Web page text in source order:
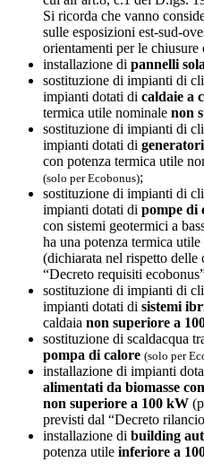
Si ricorda che vanno
sulle esposizioni est-sud-
orientamenti per le chiusure
installazione di pannelli
sostituzione di impianti di
impianti dotati di caldaie a
termica utile nominale non
sostituzione di impianti di
impianti dotati di
con potenza termica utile
(solo per Ecobonus);
sostituzione di impianti di
impianti dotati di pompe di
con sistemi geotermici a
ha una potenza termica utile
(dichiarata nel rispetto
“Decreto requisiti
sostituzione di impianti di
impianti dotati di sistemi
caldaia non superiore a
sostituzione di scaldacqua
pompa di calore (solo per
installazione di impianti
alimentati da biomasse
non superiore a 100 kW
previsti dal “Decreto
installazione di building
potenza utile inferiore a